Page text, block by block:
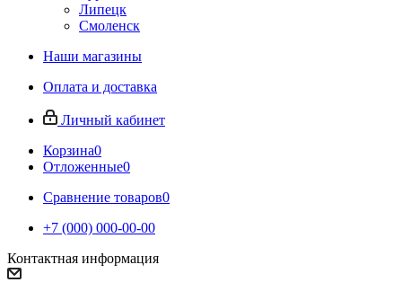
Липецк
Смоленск
Наши магазины
Оплата и доставка
Личный кабинет
Корзина0
Отложенные0
Сравнение товаров0
+7 (000) 000-00-00
Контактная информация